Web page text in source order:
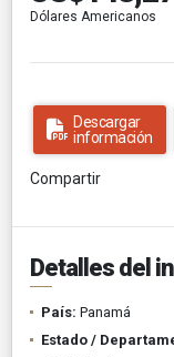
Dólares Americanos
Descargar
información
Compartir
Detalles del
País: Panamá
Estado /